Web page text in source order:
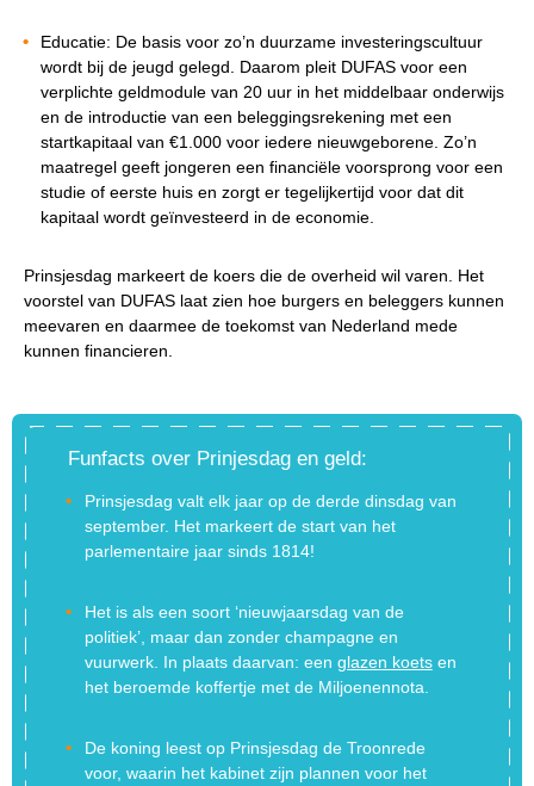
Educatie: De basis voor zo’n duurzame investeringscultuur
wordt bij de jeugd gelegd. Daarom pleit DUFAS voor een
verplichte geldmodule van 20 uur in het middelbaar onderwijs
en de introductie van een beleggingsrekening met een
startkapitaal van €1.000 voor iedere nieuwgeborene. Zo’n
maatregel geeft jongeren een financiële voorsprong voor een
studie of eerste huis en zorgt er tegelijkertijd voor dat dit
kapitaal wordt geïnvesteerd in de economie.
Prinsjesdag markeert de koers die de overheid wil varen. Het
voorstel van DUFAS laat zien hoe burgers en beleggers kunnen
meevaren en daarmee de toekomst van Nederland mede
kunnen financieren.
Funfacts over Prinjesdag en geld:
Prinsjesdag valt elk jaar op de derde dinsdag van
september. Het markeert de start van het
parlementaire jaar sinds 1814!
Het is als een soort ‘nieuwjaarsdag van de
politiek’, maar dan zonder champagne en
vuurwerk. In plaats daarvan: een glazen koetsen
het beroemde koffertje met de Miljoenennota.
De koning leest op Prinsjesdag de Troonrede
voor, waarin het kabinet zijn plannen voor het